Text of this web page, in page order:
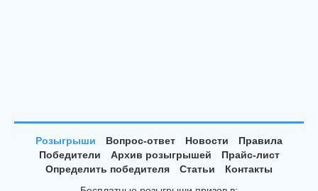
Розыгрыши Вопрос-ответ Новости
Правила
Победители
Архив розыгрышей
Прайс-лист
Определить победителя
Статьи
Контакты